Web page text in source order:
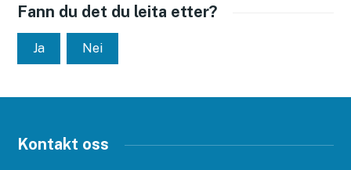
Fann du det du leita etter?
Ja Nei
Kontakt oss